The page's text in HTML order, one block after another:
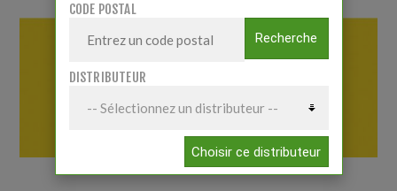
CODE POSTAL
Recherche
DISTRIBUTEUR
Choisir ce distributeur